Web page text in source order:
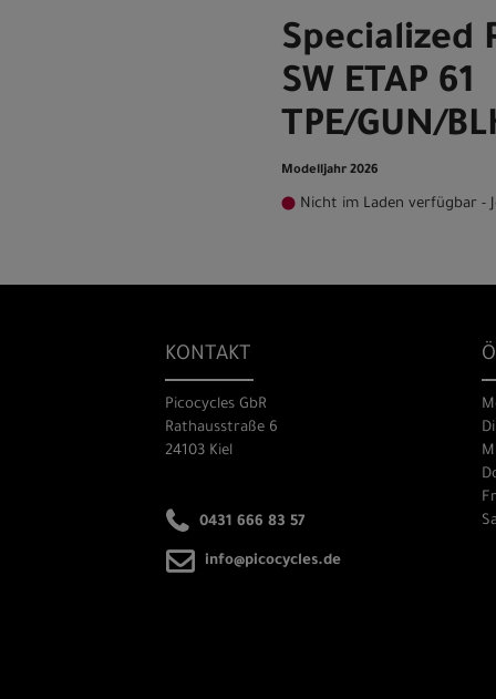
Specialized
SW ETAP 61
TPE/GUN/
Modelljahr 2026
Nicht im Laden verfügbar -
KONTAKT
Picocycles GbR
Rathausstraße 6
24103 Kiel
0431 666 83 57
info@picocycles.de